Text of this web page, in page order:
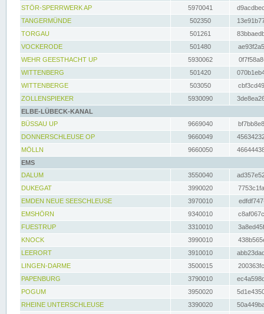
STÖR-SPERRWERK AP 5970041
TANGERMÜNDE
502350
TORGAU
501261
VOCKERODE
501480
WEHR GEESTHACHT UP
5930062
WITTENBERG
501420
WITTENBERGE
503050
ZOLLENSPIEKER
5930090
ELBE-LÜBECK-KANAL
BÜSSAU UP
9669040
DONNERSCHLEUSE OP
9660049
MÖLLN
9660050
EMS
DALUM
3550040
DUKEGAT
3990020
EMDEN NEUE SEESCHLEUSE
3970010
EMSHÖRN
9340010
FUESTRUP
3310010
KNOCK
3990010
LEERORT
3910010
LINGEN-DARME
3500015
PAPENBURG
3790010
POGUM
3950020
RHEINE UNTERSCHLEUSE
3390020